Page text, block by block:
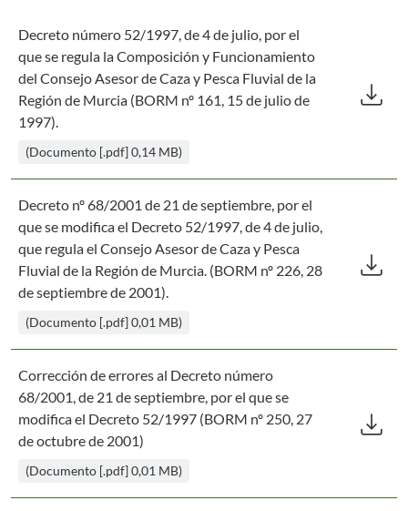
Decreto número 52/1997, de 4 de julio, por el
que se regula la Composición y Funcionamiento
del Consejo Asesor de Caza y Pesca Fluvial de la
Región de Murcia (BORM nº 161, 15 de julio de
1997).
(Documento [.pdf] 0,14 MB)
download
Decreto nº 68/2001 de 21 de septiembre, por el
que se modifica el Decreto 52/1997, de 4 de julio,
que regula el Consejo Asesor de Caza y Pesca
Fluvial de la Región de Murcia. (BORM nº 226, 28
de septiembre de 2001).
(Documento [.pdf] 0,01 MB)
download
Corrección de errores al Decreto número
68/2001, de 21 de septiembre, por el que se
modifica el Decreto 52/1997 (BORM nº 250, 27
de octubre de 2001)
(Documento [.pdf] 0,01 MB)
download